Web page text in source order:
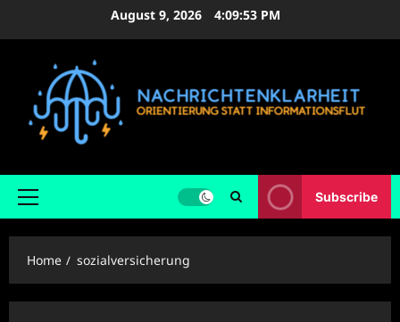
August 9, 2026 4:09:54 PM
Primary
Subscribe
Home sozialversicherung